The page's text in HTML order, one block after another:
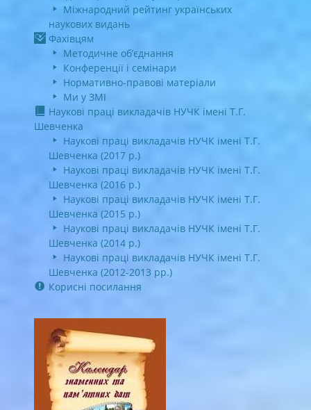
Міжнародний рейтинг українських
наукових видань
Фахівцям
Методичне об’єднання
Конференції і семінари
Нормативно-правові матеріали
Ми у ЗМІ
Наукові праці викладачів НУЧК імені Т.Г.
Шевченка
Наукові праці викладачів НУЧК імені Т.Г.
Шевченка (2017 р.)
Наукові праці викладачів НУЧК імені Т.Г.
Шевченка (2016 р.)
Наукові праці викладачів НУЧК імені Т.Г.
Шевченка (2015 р.)
Наукові праці викладачів НУЧК імені Т.Г.
Шевченка (2014 р.)
Наукові праці викладачів НУЧК імені Т.Г.
Шевченка (2012-2013 рр.)
Корисні посилання